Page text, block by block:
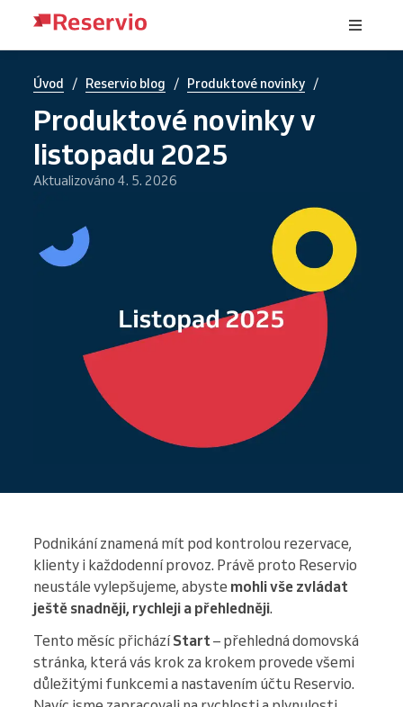
Úvod / Reservio blog / Produktové novinky /
Produktové novinky v
listopadu 2025
Aktualizováno 4. 5. 2026
Podnikání znamená mít pod kontrolou rezervace,
klienty i každodenní provoz. Právě proto Reservio
neustále vylepšujeme, abyste mohli vše zvládat
ještě snadněji, rychleji a přehledněji.
Tento měsíc přicházíStart– přehledná domovská
stránka, která vás krok za krokem provede všemi
důležitými funkcemi a nastavením účtu Reservio.